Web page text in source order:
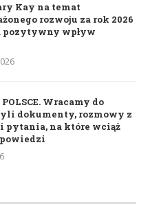
Kay na temat
rozwoju za rok 2026
pozytywny wpływ
Wracamy do
dokumenty, rozmowy z
pytania, na które wciąż